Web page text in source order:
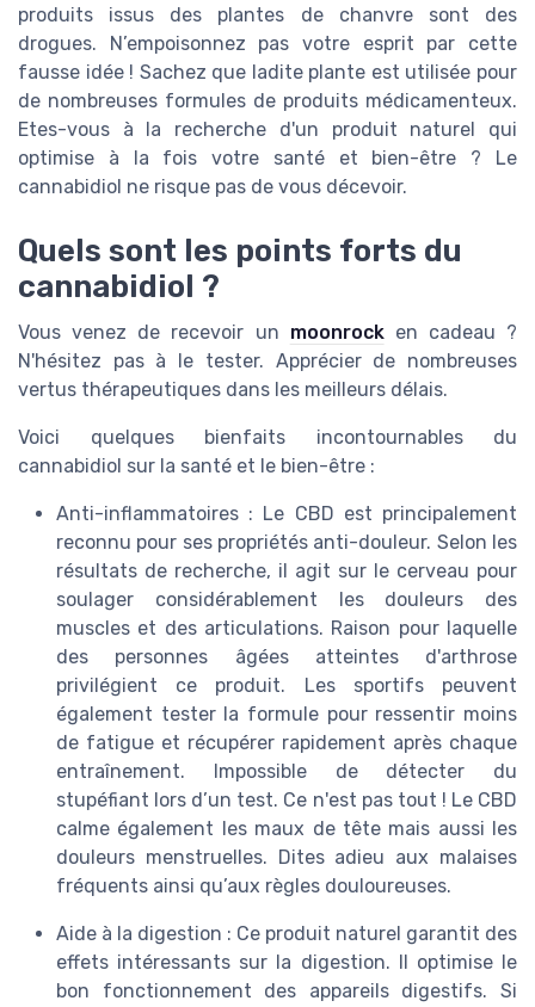
produits issus des plantes de chanvre sont des
drogues. N’empoisonnez pas votre esprit par cette
fausse idée ! Sachez que ladite plante est utilisée pour
de nombreuses formules de produits médicamenteux.
Etes-vous à la recherche d'un produit naturel qui
optimise à la fois votre santé et bien-être ? Le
cannabidiol ne risque pas de vous décevoir.
Quels sont les points forts du
cannabidiol ?
Vous venez de recevoir un moonrocken cadeau ?
N'hésitez pas à le tester. Apprécier de nombreuses
vertus thérapeutiques dans les meilleurs délais.
Voici quelques bienfaits incontournables du
cannabidiol sur la santé et le bien-être :
Anti-inflammatoires : Le CBD est principalement
reconnu pour ses propriétés anti-douleur. Selon les
résultats de recherche, il agit sur le cerveau pour
soulager considérablement les douleurs des
muscles et des articulations. Raison pour laquelle
des personnes âgées atteintes d'arthrose
privilégient ce produit. Les sportifs peuvent
également tester la formule pour ressentir moins
de fatigue et récupérer rapidement après chaque
entraînement. Impossible de détecter du
stupéfiant lors d’un test. Ce n'est pas tout ! Le CBD
calme également les maux de tête mais aussi les
douleurs menstruelles. Dites adieu aux malaises
fréquents ainsi qu’aux règles douloureuses.
Aide à la digestion : Ce produit naturel garantit des
effets intéressants sur la digestion. Il optimise le
bon fonctionnement des appareils digestifs. Si